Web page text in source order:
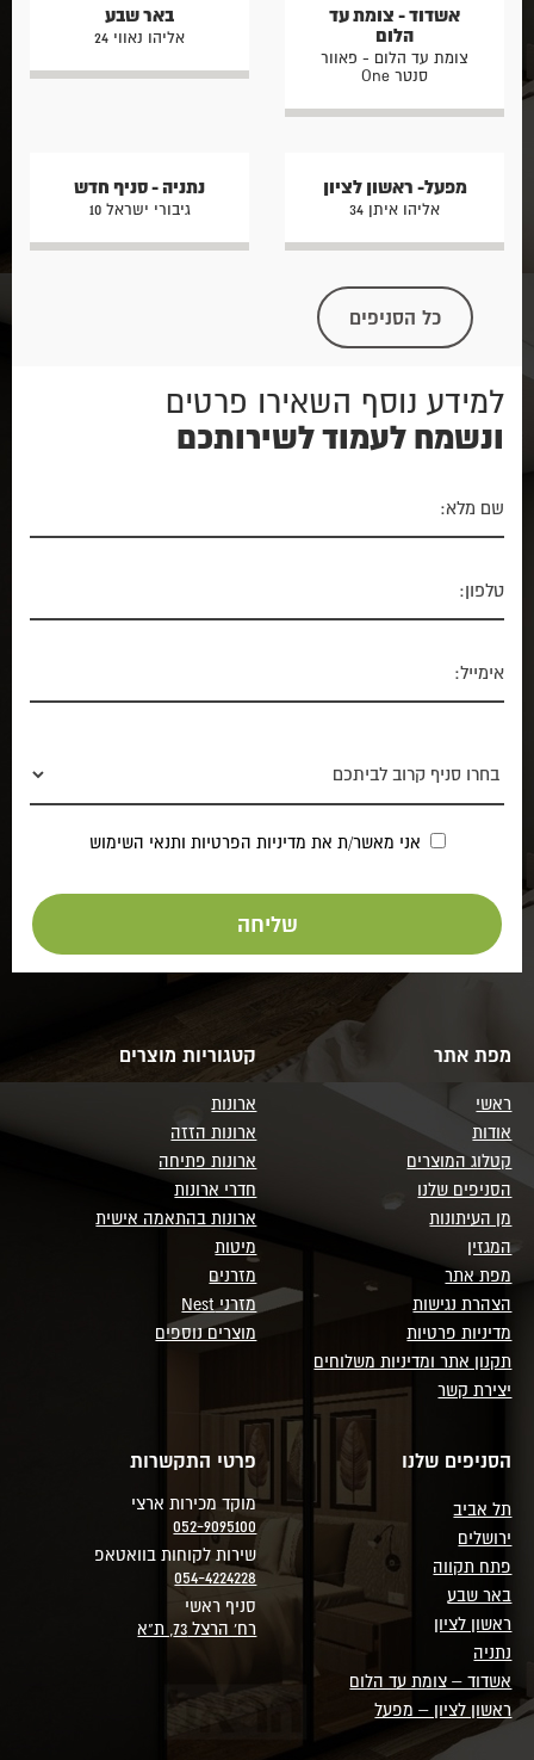
אשדוד - צומת עד
הלום
צומת עד הלום - פאוור
סנטר One
באר שבע
אליהו נאווי 24
מפעל- ראשון לציון
אליהו איתן 34
נתניה - סניף חדש
גיבורי ישראל 10
כל הסניפים
למידע נוסף השאירו פרטים
ונשמח לעמוד לשירותכם
אני מאשר/ת את מדיניות הפרטיות ותנאי השימוש
מפת אתר
ראשי
אודות
קטלוג המוצרים
הסניפים שלנו
מן העיתונות
המגזין
מפת אתר
הצהרת נגישות
מדיניות פרטיות
תקנון אתר ומדיניות משלוחים
יצירת קשר
קטגוריות מוצרים
ארונות
ארונות הזזה
ארונות פתיחה
חדרי ארונות
ארונות בהתאמה אישית
מיטות
מזרנים
מזרני Nest
מוצרים נוספים
הסניפים שלנו
תל אביב
ירושלים
פתח תקווה
באר שבע
ראשון לציון
נתניה
אשדוד – צומת עד הלום
ראשון לציון – מפעל
פרטי התקשרות
מוקד מכירות ארצי
052-9095100
שירות לקוחות בוואטאפ
054-4224228
סניף ראשי
רח' הרצל 73, ת"א